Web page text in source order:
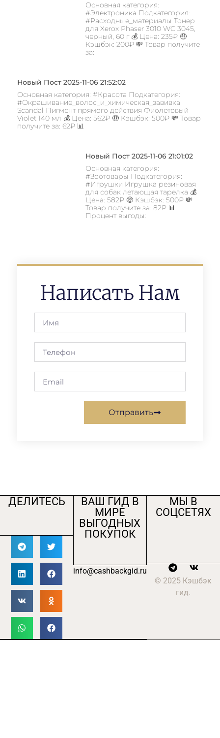
Основная категория:
#Электроника Подкатегория:
#Расходные_материалы Тонер
для Xerox Phaser 3010 WC 3045,
черный, 60 г 💰 Цена: 235₽ 🤑
Кэшбэк: 200₽ 💸 Товар получите
за:
Новый Пост 2025-11-06 21:52:02
Основная категория: #Красота Подкатегория:
#Окрашивание_волос_и_химическая_завивка
Scandal Пигмент прямого действия Фиолетовый
Violet 140 мл 💰 Цена: 562₽ 🤑 Кэшбэк: 500₽ 💸 Товар
получите за: 62₽ 📊
Новый Пост 2025-11-06 21:01:02
Основная категория:
#Зоотовары Подкатегория:
#Игрушки Игрушка резиновая
для собак летающая тарелка 💰
Цена: 582₽ 🤑 Кэшбэк: 500₽ 💸
Товар получите за: 82₽ 📊
Процент выгоды:
Написать Нам
Отправить
ДЕЛИТЕСЬ
ВАШ ГИД В
МИРЕ
ВЫГОДНЫХ
ПОКУПОК
info@cashbackgid.ru
МЫ В
СОЦСЕТЯХ
© 2025 Кэшбэк
гид.